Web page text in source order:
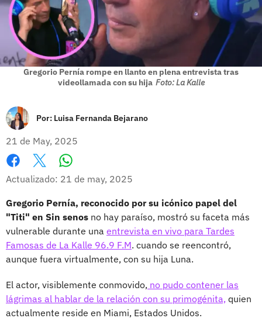
Gregorio Pernía rompe en llanto en plena entrevista tras
videollamada con su hija Foto: La Kalle
Por: Luisa Fernanda Bejarano
21 de May, 2025
Facebook
X
Actualizado: 21 de may, 2025
Gregorio Pernía, reconocido por su icónico papel del
"Titi" en Sin senos no hay paraíso, mostró su faceta más
vulnerable durante una entrevista en vivo para Tardes
Famosas de La Kalle 96.9 F.M. cuando se reencontró,
aunque fuera virtualmente, con su hija Luna.
El actor, visiblemente conmovido, no pudo contener las
lágrimas al hablar de la relación con su primogénita, quien
actualmente reside en Miami, Estados Unidos.